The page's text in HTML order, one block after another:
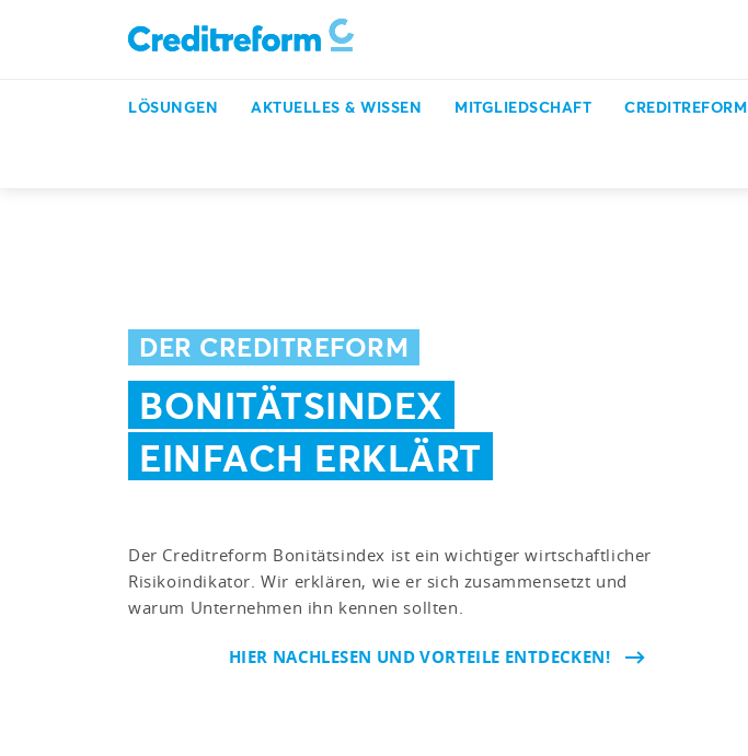
LÖSUNGEN AKTUELLES & WISSEN MITGLIEDSCHAFT CREDITREFORM
DER CREDITREFORM
BONITÄTSINDEX
EINFACH ERKLÄRT
Der Creditreform Bonitätsindex ist ein wichtiger wirtschaftlicher
Risikoindikator. Wir erklären, wie er sich zusammensetzt und
warum Unternehmen ihn kennen sollten.
HIER NACHLESEN UND VORTEILE ENTDECKEN!